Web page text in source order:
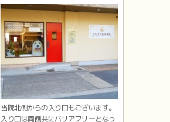
当院北側からの入り口もございます。
入り口は両側共にバリアフリーとなっ